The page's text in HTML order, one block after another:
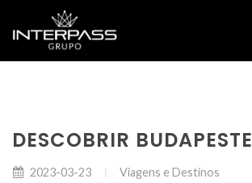
DESCOBRIR BUDAPESTE
2023-03-23 Viagens e Destinos